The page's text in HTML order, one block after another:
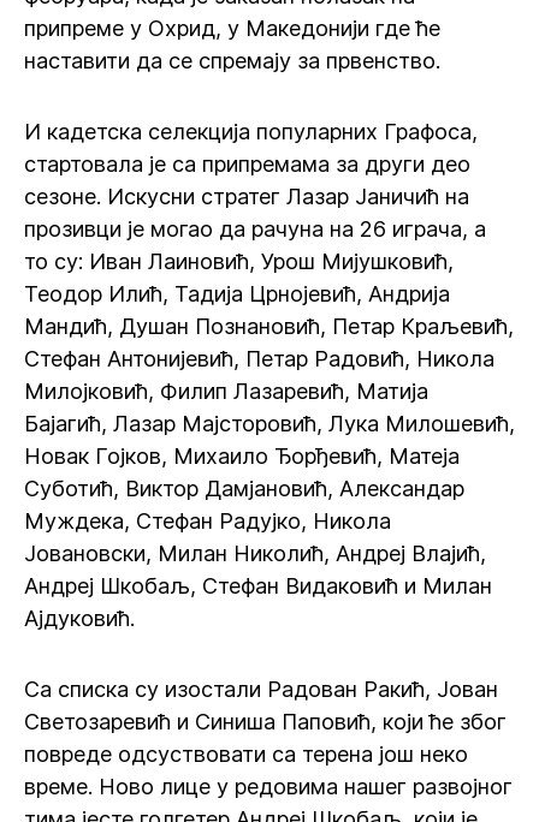
припреме у Охрид, у Македонији где ће
наставити да се спремају за првенство.
И кадетска селекција популарних Графоса,
стартовала је са припремама за други део
сезоне. Искусни стратег Лазар Јаничић на
прозивци је могао да рачуна на 26 играча, а
то су: Иван Лаиновић, Урош Мијушковић,
Теодор Илић, Тадија Црнојевић, Андрија
Мандић, Душан Познановић, Петар Краљевић,
Стефан Антонијевић, Петар Радовић, Никола
Милојковић, Филип Лазаревић, Матија
Бајагић, Лазар Мајсторовић, Лука Милошевић,
Новак Гојков, Михаило Ђорђевић, Матеја
Суботић, Виктор Дамјановић, Александар
Муждека, Стефан Радујко, Никола
Јовановски, Милан Николић, Андреј Влајић,
Андреј Шкобаљ, Стефан Видаковић и Милан
Ајдуковић.
Са списка су изостали Радован Ракић, Јован
Светозаревић и Синиша Паповић, који ће због
повреде одсуствовати са терена још неко
време. Ново лице у редовима нашег развојног